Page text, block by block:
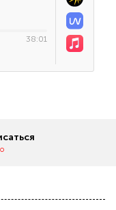
38:01